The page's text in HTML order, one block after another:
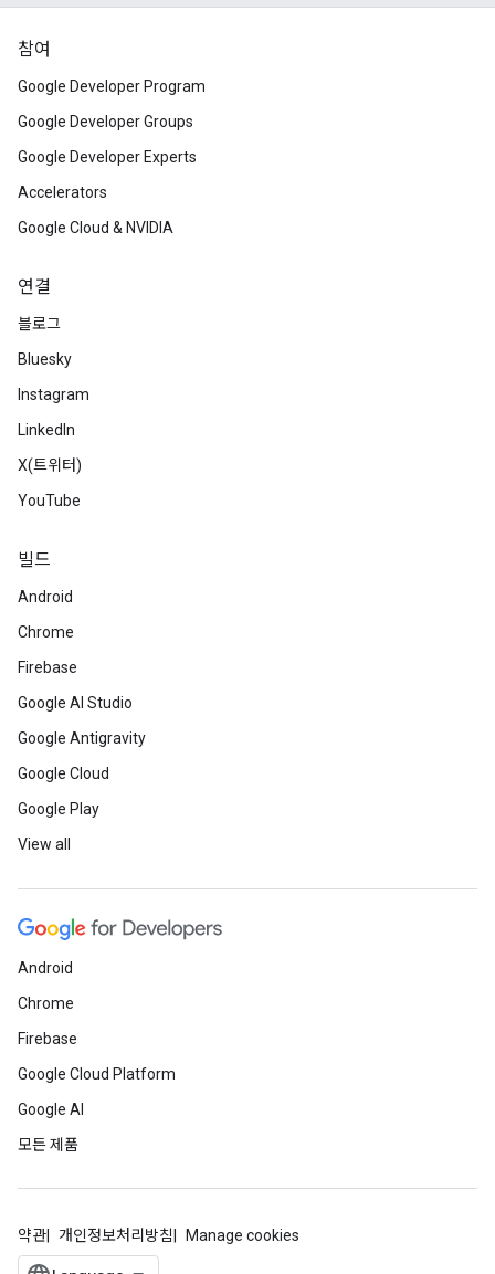
참여
Google Developer Program
Google Developer Groups
Google Developer Experts
Accelerators
Google Cloud & NVIDIA
연결
블로그
Bluesky
Instagram
LinkedIn
X(트위터)
YouTube
빌드
Android
Chrome
Firebase
Google AI Studio
Google Antigravity
Google Cloud
Google Play
View all
Android
Chrome
Firebase
Google Cloud Platform
Google AI
모든 제품
약관 개인정보처리방침 Manage cookies